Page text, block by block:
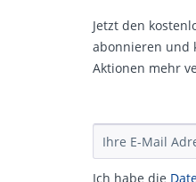
Jetzt den
abonnieren und
Aktionen mehr
Ich habe die